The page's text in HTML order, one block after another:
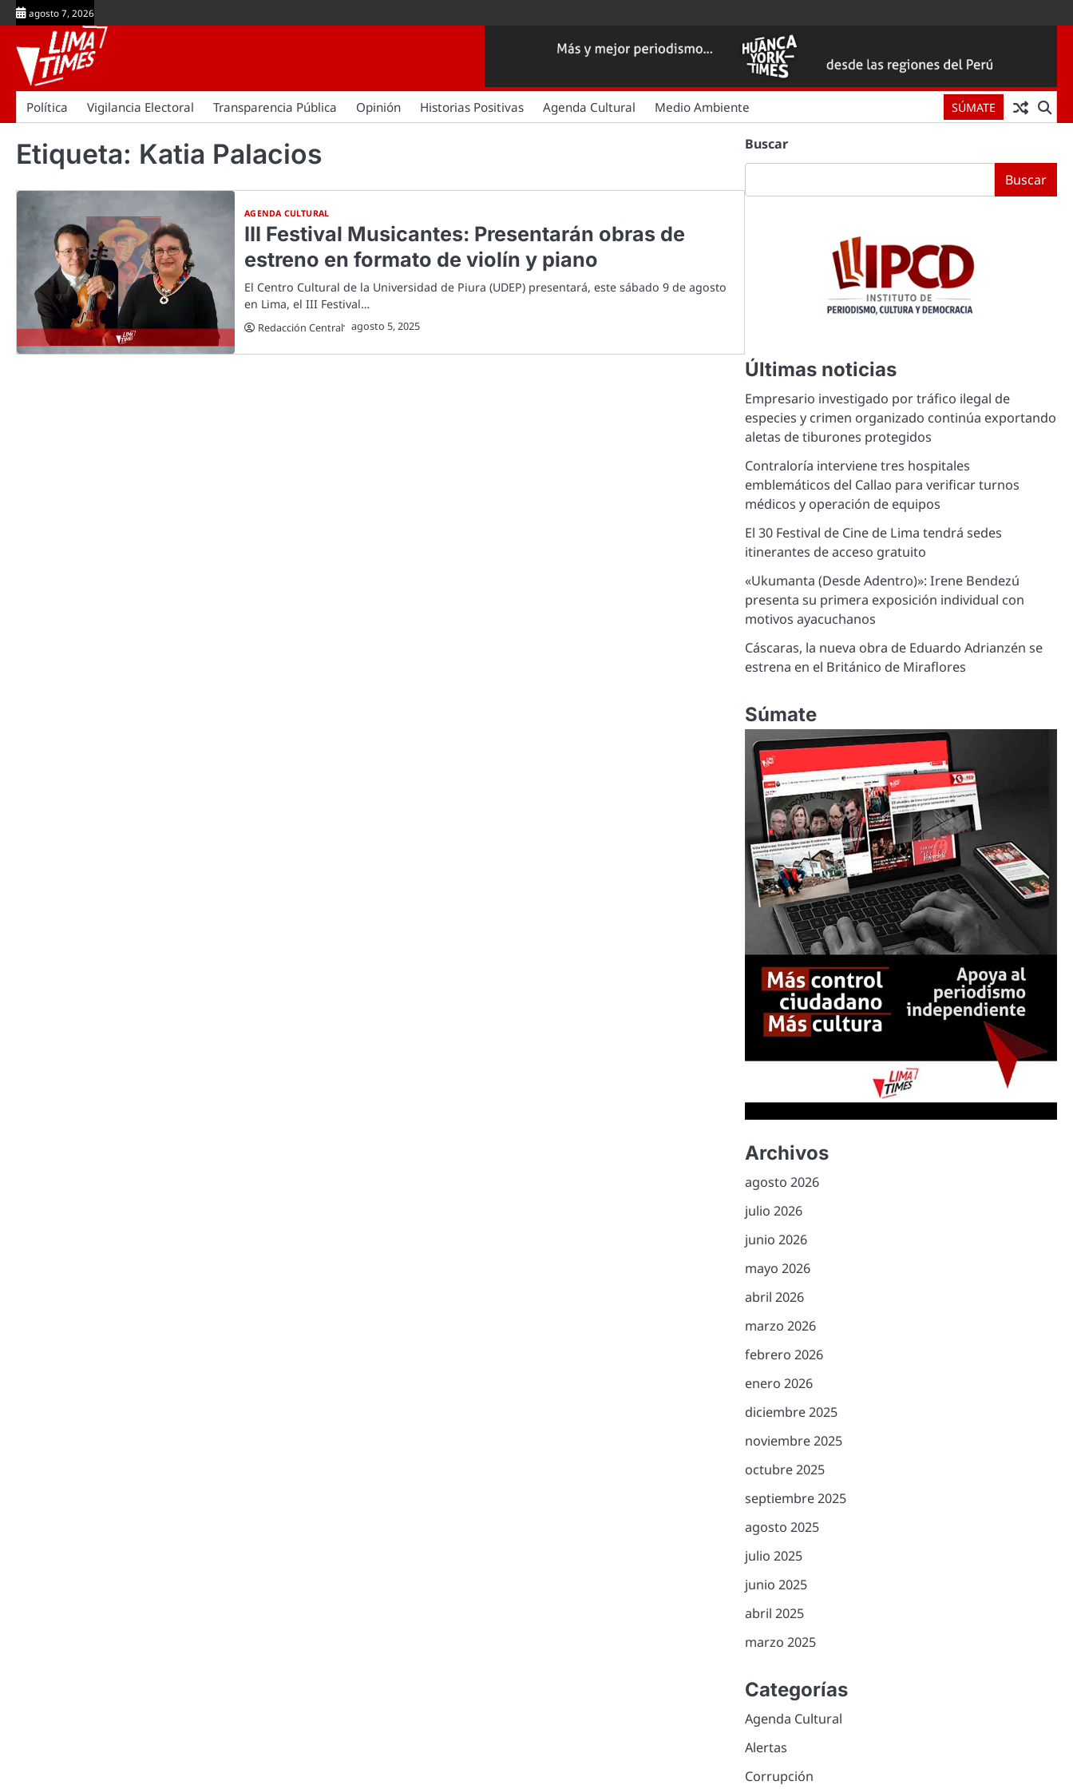
Skip
to
content
agosto 7, 2026
Política Vigilancia Electoral Transparencia Pública Opinión Historias Positivas Agenda Cultural Medio Ambiente SÚMATE
Etiqueta: Katia Palacios
AGENDA CULTURAL
III Festival Musicantes: Presentarán obras de
estreno en formato de violín y piano
El Centro Cultural de la Universidad de Piura (UDEP) presentará, este sábado 9 de agosto
en Lima, el III Festival…
Redacción Central agosto 5, 2025
Buscar
Buscar
Últimas noticias
Empresario investigado por tráfico ilegal de
especies y crimen organizado continúa exportando
aletas de tiburones protegidos
Contraloría interviene tres hospitales
emblemáticos del Callao para verificar turnos
médicos y operación de equipos
El 30 Festival de Cine de Lima tendrá sedes
itinerantes de acceso gratuito
«Ukumanta (Desde Adentro)»: Irene Bendezú
presenta su primera exposición individual con
motivos ayacuchanos
Cáscaras, la nueva obra de Eduardo Adrianzén se
estrena en el Británico de Miraflores
Súmate
Archivos
agosto 2026
julio 2026
junio 2026
mayo 2026
abril 2026
marzo 2026
febrero 2026
enero 2026
diciembre 2025
noviembre 2025
octubre 2025
septiembre 2025
agosto 2025
julio 2025
junio 2025
abril 2025
marzo 2025
Categorías
Agenda Cultural
Alertas
Corrupción